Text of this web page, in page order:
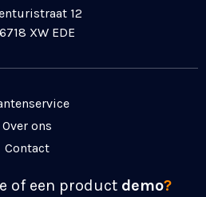
12
6718 XW EDE
Over ons
Contact
of een product demo?